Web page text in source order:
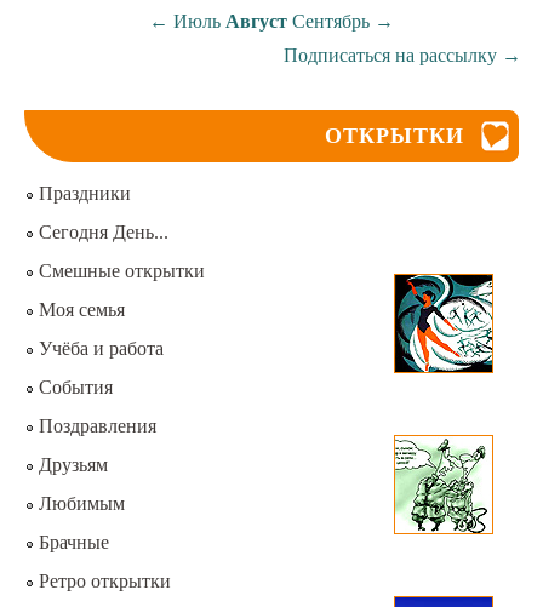
← Июль Август Сентябрь →
Подписаться на рассылку →
ОТКРЫТКИ
Праздники
Сегодня День...
Смешные открытки
Моя семья
Учёба и работа
События
Поздравления
Друзьям
Любимым
Брачные
Ретро открытки